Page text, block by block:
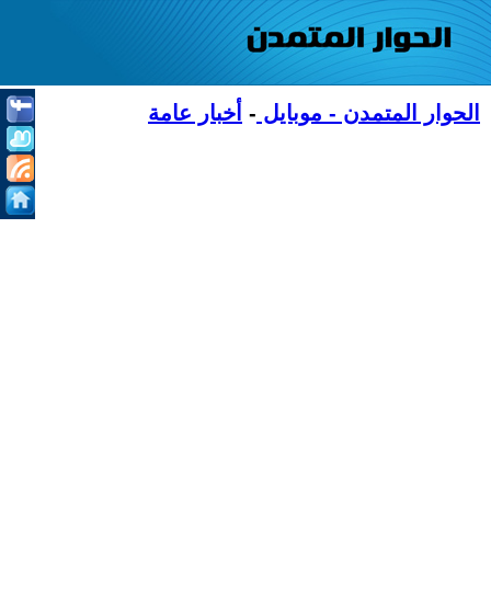
الحوار المتمدن - موبايل - أخبار عامة